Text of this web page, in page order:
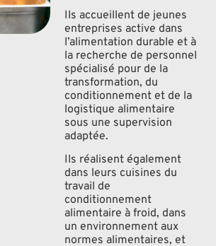
Ils accueillent de jeunes
entreprises active dans
l’alimentation durable et à
la recherche de personnel
spécialisé pour de la
transformation, du
conditionnement et de la
logistique alimentaire
sous une supervision
adaptée.
Ils réalisent également
dans leurs cuisines du
travail de
conditionnement
alimentaire à froid, dans
un environnement aux
normes alimentaires, et